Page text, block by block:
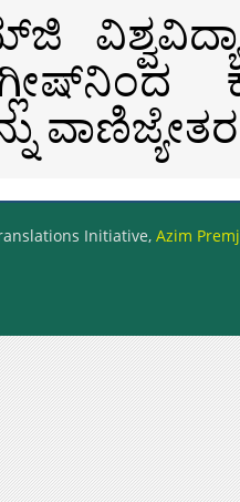
Initiative, Azim